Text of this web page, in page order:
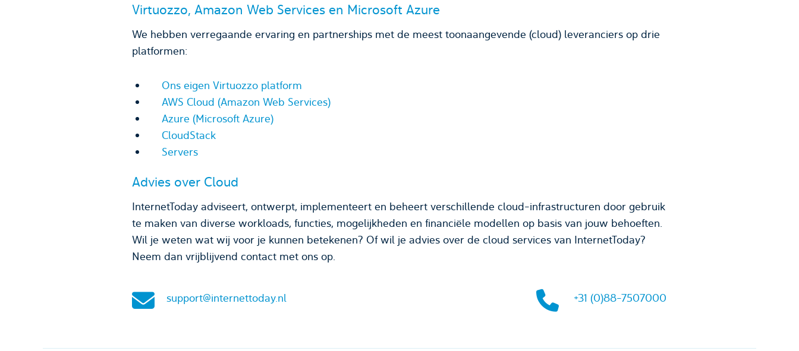
Virtuozzo, Amazon Web Services en Microsoft Azure
We hebben verregaande ervaring en partnerships met de meest toonaangevende (cloud) leveranciers op drie
platformen:
Ons eigen Virtuozzo platform
AWS Cloud (Amazon Web Services)
Azure (Microsoft Azure)
CloudStack
Servers
Advies over Cloud
InternetToday adviseert, ontwerpt, implementeert en beheert verschillende cloud-infrastructuren door gebruik
te maken van diverse workloads, functies, mogelijkheden en financiële modellen op basis van jouw behoeften.
Wil je weten wat wij voor je kunnen betekenen? Of wil je advies over de cloud services van InternetToday?
Neem dan vrijblijvend contact met ons op.
support@internettoday.nl +31 (0)88-7507000